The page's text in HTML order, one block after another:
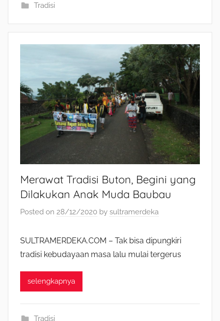
Tradisi
Merawat Tradisi Buton, Begini yang
Dilakukan Anak Muda Baubau
Posted on 28/12/2020 by sultramerdeka
SULTRAMERDEKA.COM – Tak bisa dipungkiri
tradisi kebudayaan masa lalu mulai tergerus
selengkapnya
Tradisi